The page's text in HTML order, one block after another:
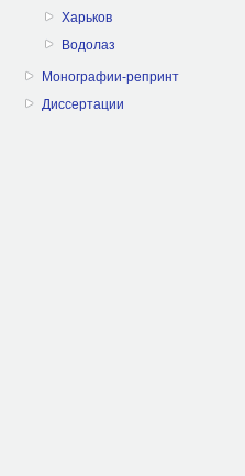
Харьков
Водолаз
Монографии-репринт
Диссертации